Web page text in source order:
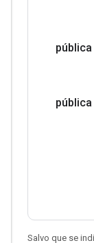
pública
pública
Salvo que se